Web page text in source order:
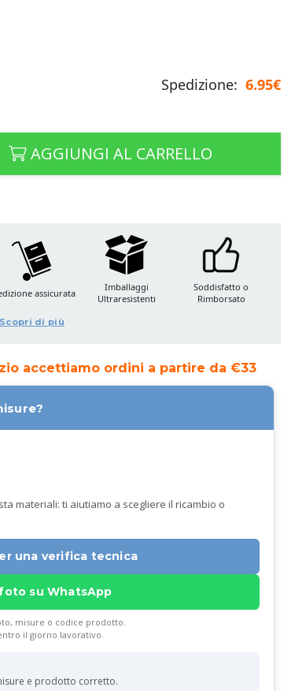
Spedizione: 6.95€
AGGIUNGI AL CARRELLO
accettiamo ordini a partire da €33
materiali: ti aiutiamo a scegliere il ricambio o
una verifica tecnica
su WhatsApp
misure o codice prodotto.
il giorno lavorativo.
e prodotto corretto.
assicurata
Imballaggi
Ultraresistenti
Soddisfatto o
Rimborsato
Scopri di più